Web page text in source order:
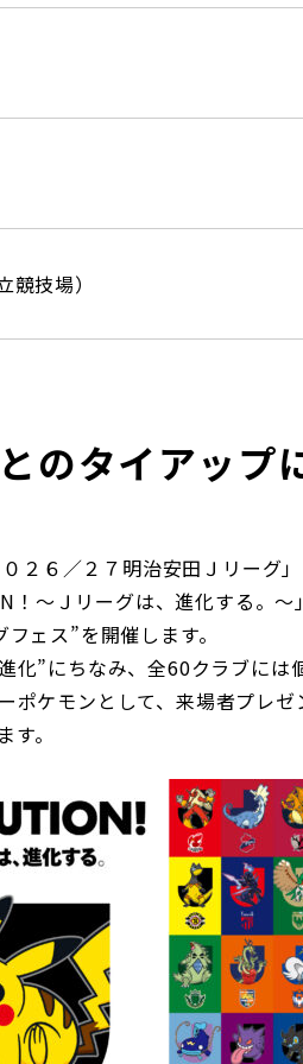
技場）
のタイアップ
２６／２７明治安田Ｊリーグ
～Ｊリーグは、進化する。
ェス”を開催します。
化”にちなみ、全60クラブには
ポケモンとして、来場者プレ
。